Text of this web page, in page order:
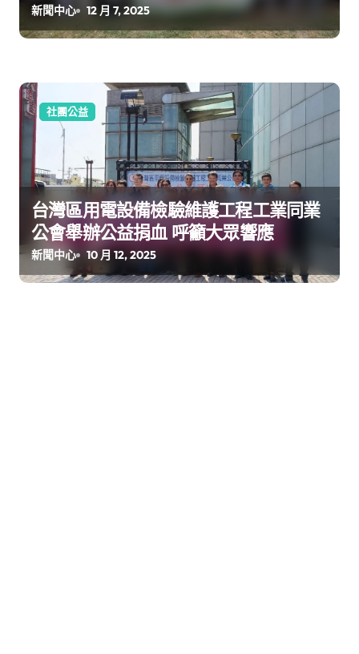
新聞中心 12 月 7, 2025
社團公益
台灣區用電設備檢驗維護工程工業同業
公會舉辦公益捐血 呼籲大眾響應
新聞中心 10 月 12, 2025